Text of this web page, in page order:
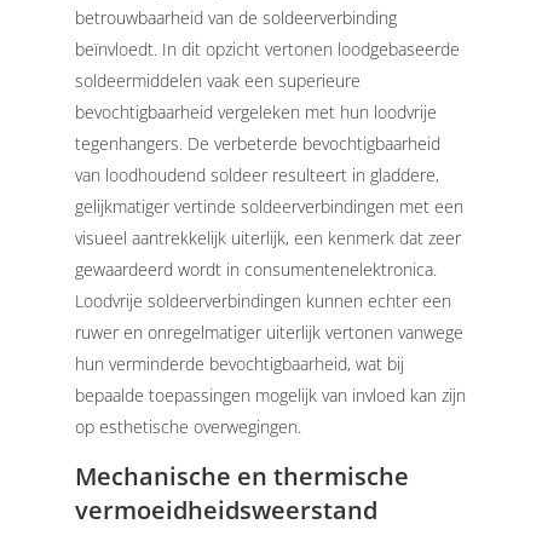
betrouwbaarheid van de soldeerverbinding
beïnvloedt. In dit opzicht vertonen loodgebaseerde
soldeermiddelen vaak een superieure
bevochtigbaarheid vergeleken met hun loodvrije
tegenhangers. De verbeterde bevochtigbaarheid
van loodhoudend soldeer resulteert in gladdere,
gelijkmatiger vertinde soldeerverbindingen met een
visueel aantrekkelijk uiterlijk, een kenmerk dat zeer
gewaardeerd wordt in consumentenelektronica.
Loodvrije soldeerverbindingen kunnen echter een
ruwer en onregelmatiger uiterlijk vertonen vanwege
hun verminderde bevochtigbaarheid, wat bij
bepaalde toepassingen mogelijk van invloed kan zijn
op esthetische overwegingen.
Mechanische en thermische
vermoeidheidsweerstand